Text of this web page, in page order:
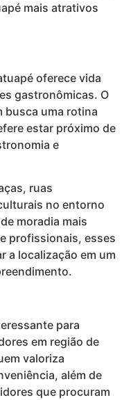
mais atrativos
oferece vida
gastronômicas. O
busca uma rotina
estar próximo de
e
ruas
no entorno
moradia mais
profissionais, esses
a localização em um
para
em região de
valoriza
além de
que procuram